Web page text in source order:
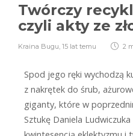
Twórczy
czyli akty ze
Kraina Bugu 15 lat temu 2
Spod jego ręki wychodzą
z nakrętek do śrub,
giganty, które w
Sztukę Daniela